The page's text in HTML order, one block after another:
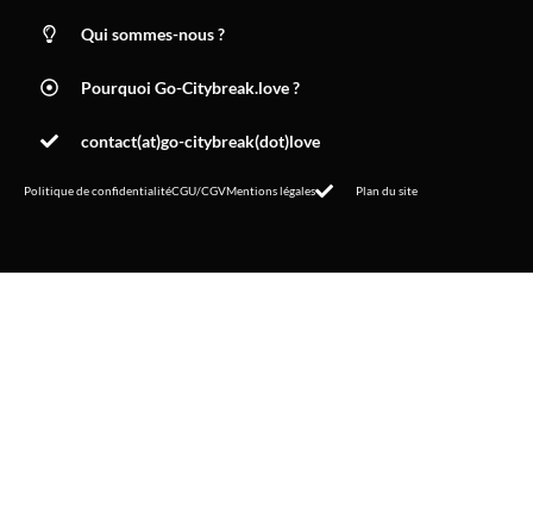
Qui sommes-nous ?
Pourquoi Go-Citybreak.love ?
contact(at)go-citybreak(dot)love
Politique de confidentialitéCGU/CGVMentions légales Plan du site